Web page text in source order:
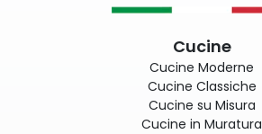
Cucine
Cucine Moderne
Cucine Classiche
Cucine su Misura
Cucine in Muratura